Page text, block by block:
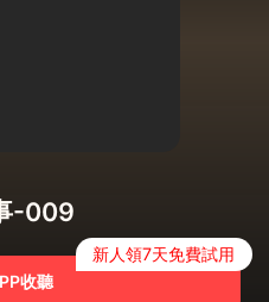
-009
收聽
新人領7天免費試用